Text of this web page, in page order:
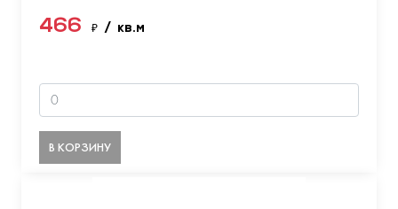
466 ₽ / кв.м
В КОРЗИНУ